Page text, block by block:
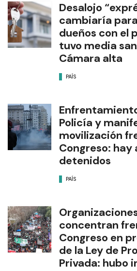
Desalojo
cambiaría
dueños con el
tuvo media
Cámara alta
PAÍS
Policía y
movilización
Congreso: hay
detenidos
PAÍS
concentran
Congreso en
de la Ley de
Privada: hubo